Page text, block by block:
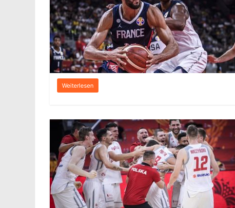
Weiterlesen